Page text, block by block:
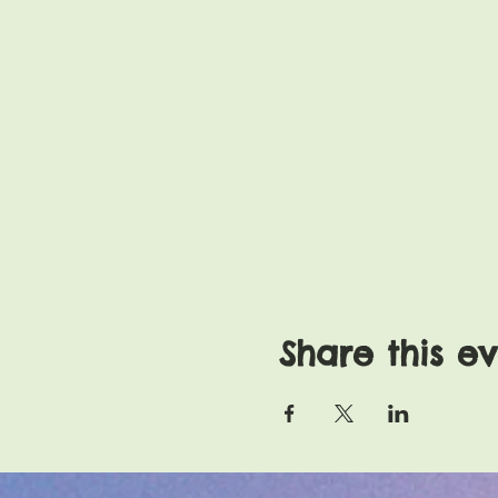
Share this